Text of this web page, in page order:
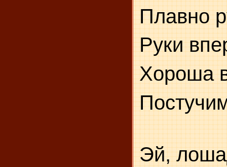
Плавно
Руки
Хороша
Эй,